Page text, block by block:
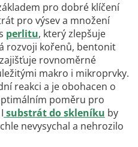
pro dobré klíčení
pro výsev a množení
perlitu, který zlepšuje
rozvoji kořenů, bentonit
rovnoměrné
makro i mikroprvky.
reakci a je obohacen o
poměru pro
substrát do skleníku by
nevysychal a nehrozilo